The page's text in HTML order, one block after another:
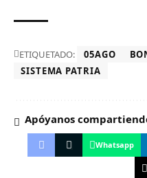
ETIQUETADO: 05AGO
SISTEMA PATRIA
Apóyanos
Whatsapp